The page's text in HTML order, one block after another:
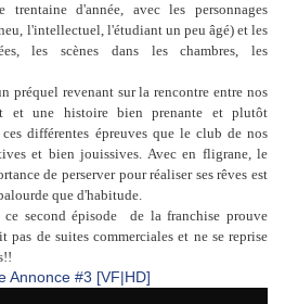
trentaine d'année, avec les personnages
l'intellectuel, l'étudiant un peu âgé) et les
les scènes dans les chambres, les
préquel revenant sur la rencontre entre nos
et une histoire bien prenante et plutôt
différentes épreuves que le club de nos
et bien jouissives. Avec en fligrane, le
de perserver pour réaliser ses rêves est
que d'habitude.
second épisode de la franchise prouve
de suites commerciales et ne se reprise
Annonce #3 [VF|HD]